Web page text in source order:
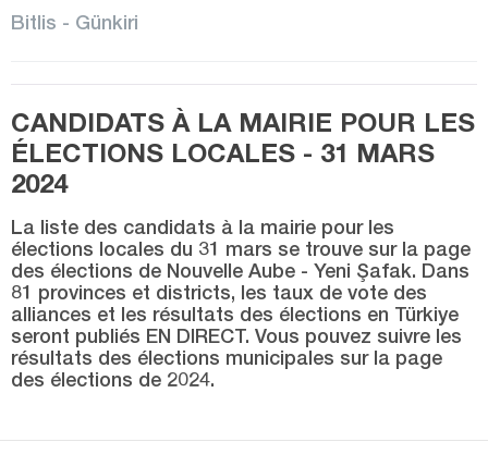
KAVAKBAŞI
MUTKİ
OVAKIŞLA
TATVAN
Bolu
Burdur
Bursa
Çanakkale
Çankırı
Bitlis - Günkiri
CANDIDATS À LA MAIRIE POUR LES
ÉLECTIONS LOCALES - 31 MARS
2024
La liste des candidats à la mairie pour les
élections locales du 31 mars se trouve sur la page
des élections de Nouvelle Aube - Yeni Şafak. Dans
81 provinces et districts, les taux de vote des
alliances et les résultats des élections en Türkiye
seront publiés EN DIRECT. Vous pouvez suivre les
résultats des élections municipales sur la page
des élections de 2024.